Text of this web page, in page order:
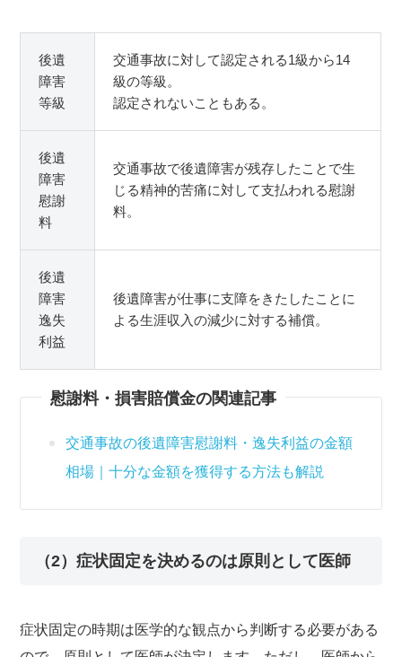
後遺
障害
等級
交通事故に対して認定される1級から14
級の等級。
認定されないこともある。
後遺
障害
慰謝
料
交通事故で後遺障害が残存したことで生
じる精神的苦痛に対して支払われる慰謝
料。
後遺
障害
逸失
利益
後遺障害が仕事に支障をきたしたことに
よる生涯収入の減少に対する補償。
慰謝料・損害賠償金の関連記事
交通事故の後遺障害慰謝料・逸失利益の金額
相場｜十分な金額を獲得する方法も解説
（2）症状固定を決めるのは原則として医師
症状固定の時期は医学的な観点から判断する必要がある